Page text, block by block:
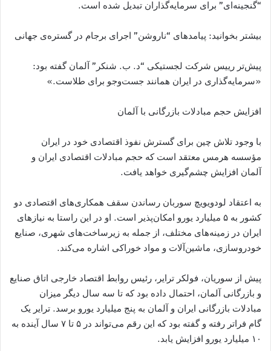
“گنجینه‌ای” برای سرمایه‌گذاران تبدیل شده است.
بیشتر بخوانید: پیامدهای “ناروشن” اجرای برجام در گستره‌ی جهانی
پیش‌تر رییس شرکت لجستیکی “د. ب. شنکر” آلمان گفته بود:
«سرمایه‌گذاری در ایران همانند جست‌و‌جو برای طلاست.»
افزایش حجم مبادلات بازرگانی با آلمان
با وجود تلاش چین برای گسترش نفوذ اقتصادی خود در ایران
مؤسسه هرمس معتقد است که حجم مبادلات اقتصادی ایران و
آلمان افزایش چشم‌گیری خواهد یافت.
به اعتقاد لودویویچ سوربان رساندن سقف همکاری‌های اقتصادی دو
کشور به ۵ میلیارد یورو امکان‌پذیر است. او در این راستا به نیازهای
ایران در زمینه‌های مختلف، از جمله به زیرساخت‌های شهری، صنایع
خودروسازی، ماشین‌آلات و مواد خوراکی اشاره می‌کند.
پیش از سوریان، فولکر ترایر، رئیس روابط اقتصاد خارجی اتاق صنایع
و بازرگانی آلمان، احتمال داده بود که تا سه سال دیگر میزان
مبادلات بازرگانی ایران و آلمان به پنج میلیارد یورو برسد. ترایر یک
گام فراتر رفته و گفته بود که این رقم می‌تواند در ۵ تا ۷ سال آینده به
۱۰ میلیارد یورو افزایش یابد.